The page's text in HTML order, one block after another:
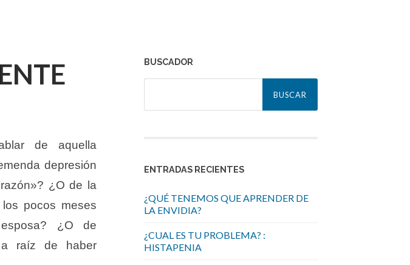
de aquella
depresión
¿O de la
pocos meses
¿O de
raíz de haber
BUSCADOR
Buscar:
ENTRADAS RECIENTES
¿QUÉ TENEMOS QUE APRENDER DE
LA ENVIDIA?
¿CUAL ES TU PROBLEMA? :
HISTAPENIA